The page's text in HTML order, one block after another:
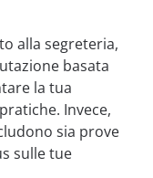
alla segreteria,
basata
la tua
Invece,
sia prove
sulle tue